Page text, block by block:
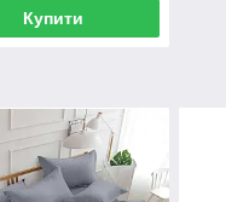
Купити